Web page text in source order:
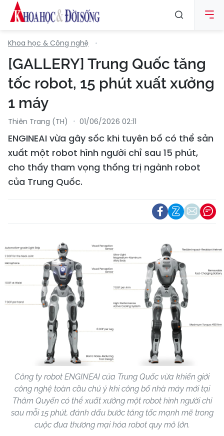
Khoa học & Công nghệ
[GALLERY] Trung Quốc tăng
tốc robot, 15 phút xuất xưởng
1 máy
Thiên Trang (TH) 01/06/2026 02:11
ENGINEAI vừa gây sốc khi tuyên bố có thể sản
xuất một robot hình người chỉ sau 15 phút,
cho thấy tham vọng thống trị ngành robot
của Trung Quốc.
Công ty robot ENGINEAI của Trung Quốc vừa khiến giới
công nghệ toàn cầu chú ý khi công bố nhà máy mới tại
Thâm Quyến có thể xuất xưởng một robot hình người chỉ
sau mỗi 15 phút, đánh dấu bước tăng tốc mạnh mẽ trong
cuộc đua thương mại hóa robot quy mô lớn.